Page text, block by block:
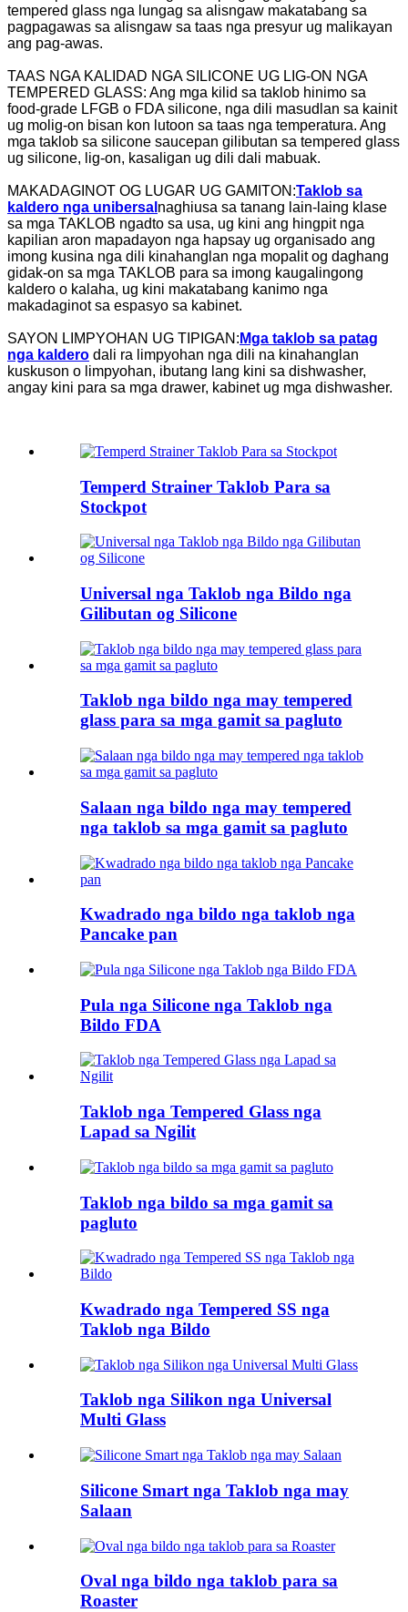
tempered glass nga lungag sa alisngaw makatabang sa
pagpagawas sa alisngaw sa taas nga presyur ug malikayan
ang pag-awas.
TAAS NGA KALIDAD NGA SILICONE UG LIG-ON NGA
TEMPERED GLASS: Ang mga kilid sa taklob hinimo sa
food-grade LFGB o FDA silicone, nga dili masudlan sa kainit
ug molig-on bisan kon lutoon sa taas nga temperatura. Ang
mga taklob sa silicone saucepan gilibutan sa tempered glass
ug silicone, lig-on, kasaligan ug dili dali mabuak.
MAKADAGINOT OG LUGAR UG GAMITON:Taklob sa
kaldero nga unibersal naghiusa sa tanang lain-laing klase
sa mga TAKLOB ngadto sa usa, ug kini ang hingpit nga
kapilian aron mapadayon nga hapsay ug organisado ang
imong kusina nga dili kinahanglan nga mopalit og daghang
gidak-on sa mga TAKLOB para sa imong kaugalingong
kaldero o kalaha, ug kini makatabang kanimo nga
makadaginot sa espasyo sa kabinet.
SAYON LIMPYOHAN UG TIPIGAN: Mga taklob sa patag
nga kaldero dali ra limpyohan nga dili na kinahanglan
kuskuson o limpyohan, ibutang lang kini sa dishwasher,
angay kini para sa mga drawer, kabinet ug mga dishwasher.
Temperd Strainer Taklob Para sa
Stockpot
Universal nga Taklob nga Bildo nga
Gilibutan og Silicone
Taklob nga bildo nga may tempered
glass para sa mga gamit sa pagluto
Salaan nga bildo nga may tempered
nga taklob sa mga gamit sa pagluto
Kwadrado nga bildo nga taklob nga
Pancake pan
Pula nga Silicone nga Taklob nga
Bildo FDA
Taklob nga Tempered Glass nga
Lapad sa Ngilit
Taklob nga bildo sa mga gamit sa
pagluto
Kwadrado nga Tempered SS nga
Taklob nga Bildo
Taklob nga Silikon nga Universal
Multi Glass
Silicone Smart nga Taklob nga may
Salaan
Oval nga bildo nga taklob para sa
Roaster